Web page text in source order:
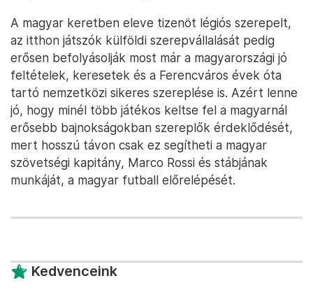
A magyar keretben eleve tizenöt légiós szerepelt,
az itthon játszók külföldi szerepvállalását pedig
erősen befolyásolják most már a magyarországi jó
feltételek, keresetek és a Ferencváros évek óta
tartó nemzetközi sikeres szereplése is. Azért lenne
jó, hogy minél több játékos keltse fel a magyarnál
erősebb bajnokságokban szereplők érdeklődését,
mert hosszú távon csak ez segítheti a magyar
szövetségi kapitány, Marco Rossi és stábjának
munkáját, a magyar futball előrelépését.
Kedvenceink